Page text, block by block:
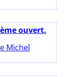
ouvert.
Michel